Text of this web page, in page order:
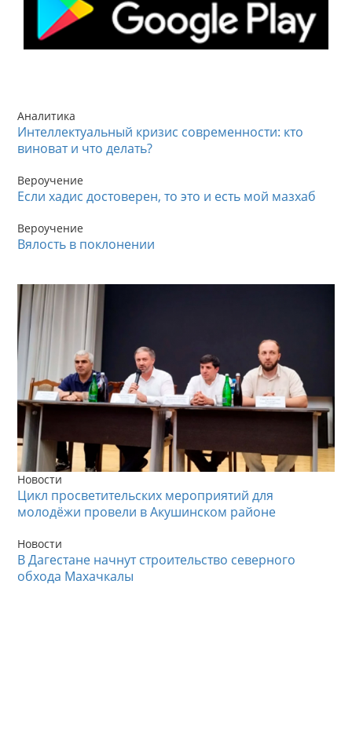
Аналитика
Интеллектуальный кризис современности: кто
виноват и что делать?
Вероучение
Если хадис достоверен, то это и есть мой мазхаб
Вероучение
Вялость в поклонении
Новости
Цикл просветительских мероприятий для
молодёжи провели в Акушинском районе
Новости
В Дагестане начнут строительство северного
обхода Махачкалы